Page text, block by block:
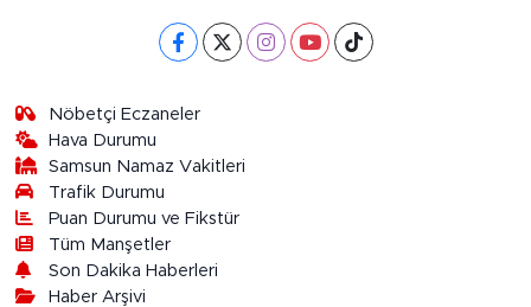
Nöbetçi Eczaneler
Hava Durumu
Samsun Namaz Vakitleri
Trafik Durumu
Puan Durumu ve Fikstür
Tüm Manşetler
Son Dakika Haberleri
Haber Arşivi